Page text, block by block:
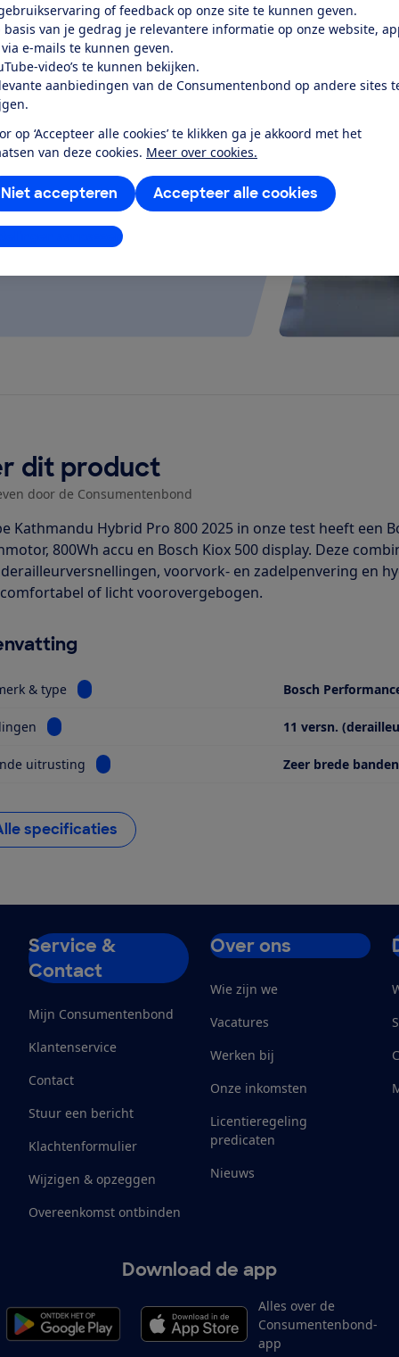
of feedback op onze site te kunnen geven.
basis van je gedrag je relevantere informatie op onze website,
e-mails te kunnen geven.
video’s te kunnen bekijken.
aanbiedingen van de Consumentenbond op andere sites
op ‘Accepteer alle cookies’ te klikken ga je akkoord met het
van deze cookies. Meer over cookies.
Accepteer alle cookies
Niet accepteren
aanpassen
je ver fietsen op een
kijken of de e-bike op rolletjes
dit product
door de Consumentenbond
Kathmandu Hybrid Pro 800 2025 in onze test heeft een
800Wh accu en Bosch Kiox 500 display. Deze
voorvork- en zadelpenvering en
of licht voorovergebogen.
& type Bekijk informatie voor Motor, merk & type
Bosch
Bekijk informatie voor Versnellingen 11 versn.
uitrusting Bekijk informatie voor Opvallende uitrusting
Zeer brede
specificaties
Service &
Contact
Mijn Consumentenbond
Klantenservice
Contact
Stuur een bericht
Klachtenformulier
Wijzigen & opzeggen
Overeenkomst ontbinden
Over ons
Wie zijn we
Vacatures
Werken bij
Onze inkomsten
Licentieregeling
predicaten
Nieuws
Download de app
Alles over de
Consumentenbond-
app